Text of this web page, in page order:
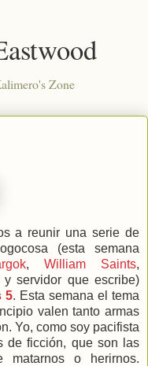
Zone
a reunir una serie de
(esta semana
, William Saints,
y servidor que escribe)
5. Esta semana el tema
valen tanto armas
Yo, como soy pacifista
de ficción, que son las
o herirnos.